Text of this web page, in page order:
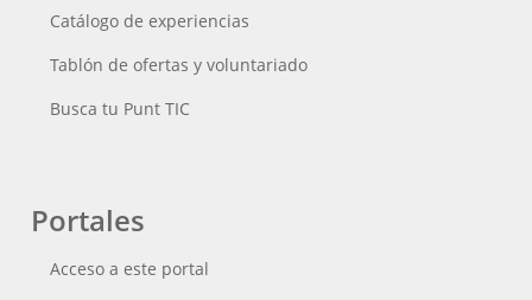
Catálogo de experiencias
Tablón de ofertas y voluntariado
Busca tu Punt TIC
Portales
Acceso a este portal